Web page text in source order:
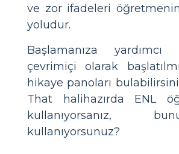
ve zor ifadeleri
yoludur.
Başlamanıza
çevrimiçi olarak
hikaye panoları
That halihazırda ENL
kullanıyorsanız,
kullanıyorsunuz?